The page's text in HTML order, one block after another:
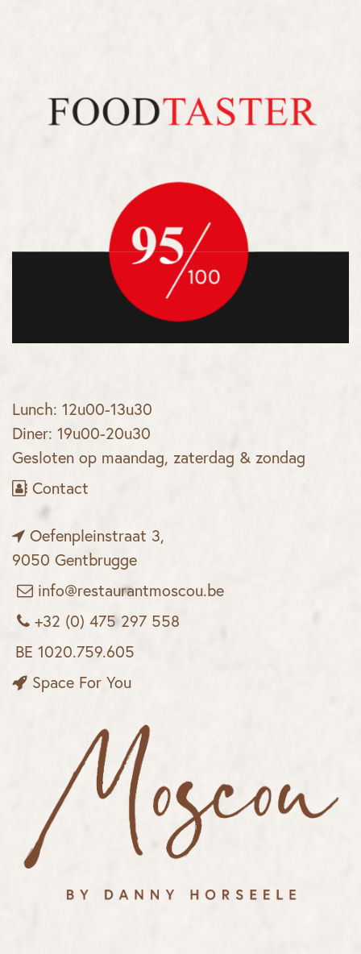
Lunch: 12u00-13u30
Diner: 19u00-20u30
Gesloten op maandag, zaterdag & zondag
Contact
Oefenpleinstraat 3,
9050 Gentbrugge
info@restaurantmoscou.be
+32 (0) 475 297 558
BE 1020.759.605
Space For You